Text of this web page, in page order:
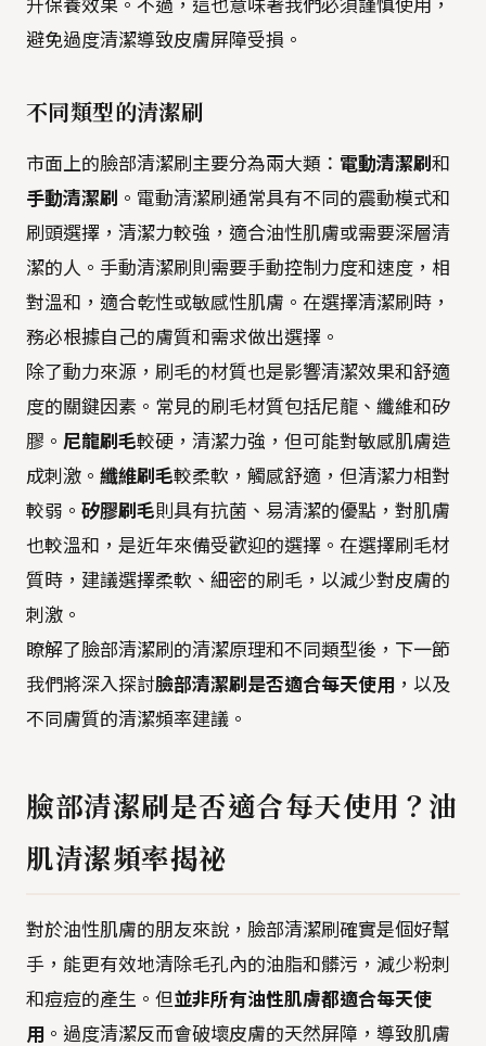
升保養效果。不過，這也意味著我們必須謹慎使用，
避免過度清潔導致皮膚屏障受損。
不同類型的清潔刷
市面上的臉部清潔刷主要分為兩大類： 電動清潔刷和
手動清潔刷 。電動清潔刷通常具有不同的震動模式和
刷頭選擇，清潔力較強，適合油性肌膚或需要深層清
潔的人。手動清潔刷則需要手動控制力度和速度，相
對溫和，適合乾性或敏感性肌膚。在選擇清潔刷時，
務必根據自己的膚質和需求做出選擇。
除了動力來源，刷毛的材質也是影響清潔效果和舒適
度的關鍵因素。常見的刷毛材質包括尼龍、纖維和矽
膠。 尼龍刷毛較硬，清潔力強，但可能對敏感肌膚造
成刺激。 纖維刷毛較柔軟，觸感舒適，但清潔力相對
較弱。 矽膠刷毛則具有抗菌、易清潔的優點，對肌膚
也較溫和，是近年來備受歡迎的選擇。在選擇刷毛材
質時，建議選擇柔軟、細密的刷毛，以減少對皮膚的
刺激。
瞭解了臉部清潔刷的清潔原理和不同類型後，下一節
我們將深入探討臉部清潔刷是否適合每天使用 ，以及
不同膚質的清潔頻率建議。
臉部清潔刷是否適合每天使用？油
肌清潔頻率揭祕
對於油性肌膚的朋友來說，臉部清潔刷確實是個好幫
手，能更有效地清除毛孔內的油脂和髒污，減少粉刺
和痘痘的產生。但並非所有油性肌膚都適合每天使
用 。過度清潔反而會破壞皮膚的天然屏障，導致肌膚